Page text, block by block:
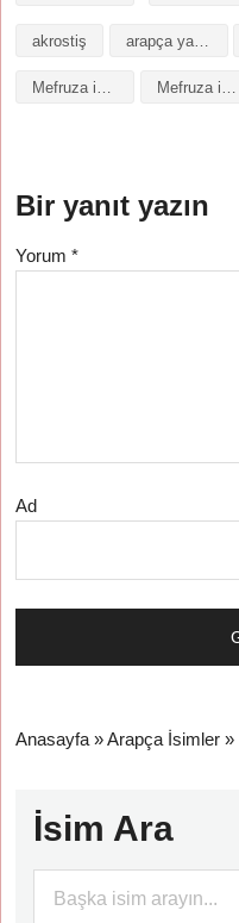
akrostiş arapça yazılışı
Mefruza isminin baş harfleriyle şiir Mefruza isminin kökeni
Bir yanıt yazın
Yorum*
Ad
Anasayfa »Arapça İsimler »
İsim Ara